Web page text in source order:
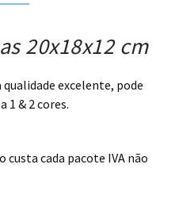
20x18x12 cm
qualidade excelente, pode
1 & 2 cores.
custa cada pacote IVA não